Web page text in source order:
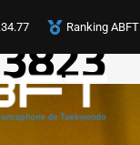
Ranking ABFT